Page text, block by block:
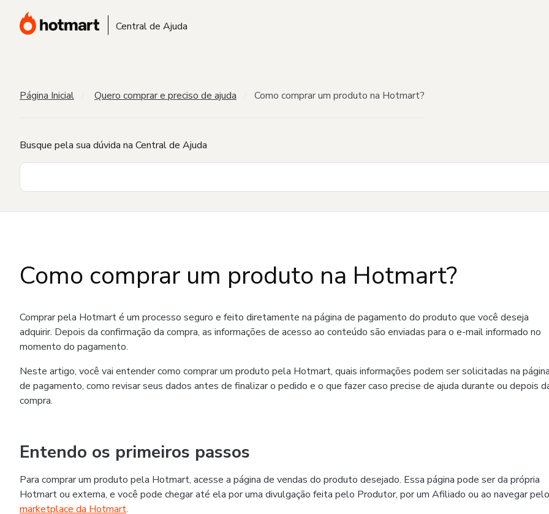
Central de Ajuda
Página Inicial Quero comprar e preciso de ajuda Como comprar um produto na Hotmart?
Busque pela sua dúvida na Central de Ajuda
Como comprar um produto na Hotmart?
Comprar pela Hotmart é um processo seguro e feito diretamente na página de pagamento do produto que você deseja
adquirir. Depois da confirmação da compra, as informações de acesso ao conteúdo são enviadas para o e-mail informado no
momento do pagamento.
Neste artigo, você vai entender como comprar um produto pela Hotmart, quais informações podem ser solicitadas na
de pagamento, como revisar seus dados antes de finalizar o pedido e o que fazer caso precise de ajuda durante ou depois
compra.
Entendo os primeiros passos
Para comprar um produto pela Hotmart, acesse a página de vendas do produto desejado. Essa página pode ser da própria
Hotmart ou externa, e você pode chegar até ela por uma divulgação feita pelo Produtor, por um Afiliado ou ao navegar pelo
marketplace da Hotmart.